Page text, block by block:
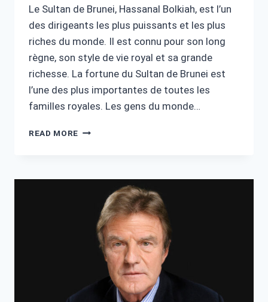
Le Sultan de Brunei, Hassanal Bolkiah, est l’un
des dirigeants les plus puissants et les plus
riches du monde. Il est connu pour son long
règne, son style de vie royal et sa grande
richesse. La fortune du Sultan de Brunei est
l’une des plus importantes de toutes les
familles royales. Les gens du monde…
READ MORE SULTAN
:
RICHESSE,
POUVOIR
SECRETS